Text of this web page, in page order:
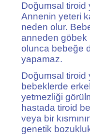
Doğumsal tiroid
Annenin yeteri
neden olur.
anneden göbek
olunca bebeğe
yapamaz.
Doğumsal tiroid
bebeklerde
yetmezliği
hastada tiroid
veya bir
genetik